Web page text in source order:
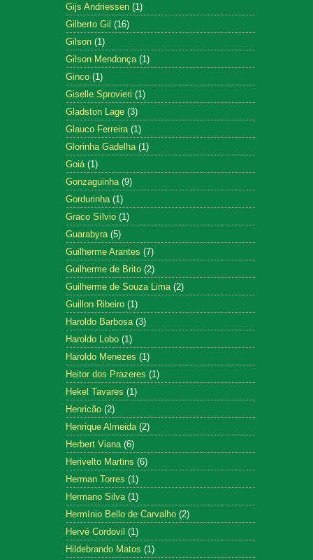
Gijs Andriessen (1)
Gilberto Gil (16)
Gilson (1)
Gilson Mendonça (1)
Ginco (1)
Giselle Sprovieri (1)
Gladston Lage (3)
Glauco Ferreira (1)
Glorinha Gadelha (1)
Goiá (1)
Gonzaguinha (9)
Gordurinha (1)
Graco Sílvio (1)
Guarabyra (5)
Guilherme Arantes (7)
Guilherme de Brito (2)
Guilherme de Souza Lima (2)
Guillon Ribeiro (1)
Haroldo Barbosa (3)
Haroldo Lobo (1)
Haroldo Menezes (1)
Heitor dos Prazeres (1)
Hekel Tavares (1)
Henricão (2)
Henrique Almeida (2)
Herbert Viana (6)
Herivelto Martins (6)
Herman Torres (1)
Hermano Silva (1)
Hermínio Bello de Carvalho (2)
Hervé Cordovil (1)
Hildebrando Matos (1)